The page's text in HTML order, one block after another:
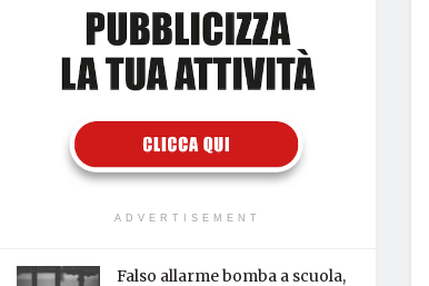
ADVERTISEMENT
Falso allarme bomba a scuola,